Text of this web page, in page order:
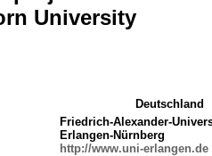
University
Deutschland
Friedrich-Alexander-
Erlangen-Nürnberg
http://www.uni-erlangen.de